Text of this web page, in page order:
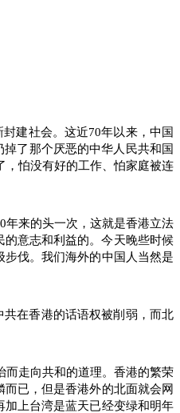
建社会。这近70年以来，中国
了那个厌恶的中华人民共和国
，怕没有好的工作、怕家庭被连
年来的头一次，这就是香港立法
意志和利益的。今天晚些时候
伐。我们海外的中国人当然是
在香港的话语权被削弱，而北
而走向共和的道理。香港的繁荣
已，但是香港外的北面就会网
上台湾是蓝天已经变绿和明年